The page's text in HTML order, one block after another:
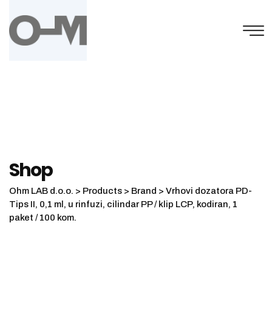
content
Shop
Ohm LAB d.o.o. > Products > Brand > Vrhovi dozatora PD-
Tips II, 0,1 ml, u rinfuzi, cilindar PP / klip LCP, kodiran, 1
paket / 100 kom.